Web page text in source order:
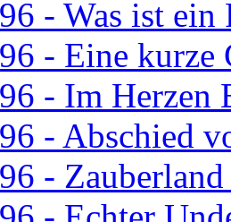
- Was ist ein
- Eine kurze
- Im Herzen
- Abschied
-